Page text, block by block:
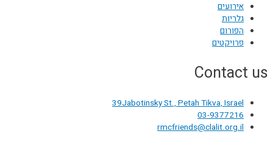
אירועים
גלריות
הפורום
פרויקטים
Contact us
39Jabotinsky St., Petah Tikva, Israel
03-9377216
rmcfriends@clalit.org.il